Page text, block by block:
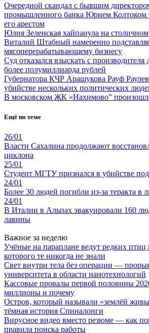
Очередной скандал с бывшим
промышленного банка Юрием Колтоком
его арестом
Юлия Зеленская хайпанула на столичном
Виталий Штабный намеренно
мясоперерабатывающему бизнесу
Суд отказался взыскать с производителя
более полумиллиарда рублей
Губернатора КЧР Арашукова Рауф
убийстве нескольких политических
В московском ЖК «Нахимово”
Ещё по теме
26/01
Власти Сахалина продолжают
циклона
25/01
Студент МГТУ признался в убийстве
24/01
Более 30 людей погибли из-за теракта в
24/01
В Италии в Альпах эвакуировали 160
лавины
Важное за неделю
Учёные на параплане ведут редких птиц
которого те никогда не знали
Свет внутри тела без операции —
университета в области нанотехнологий
Кассовые провалы первой половины
миллионы и почему
Остров, который называли «землёй
тёмная история Спиналонги
Вирусное видео вместо резюме — как
правила поиска работы